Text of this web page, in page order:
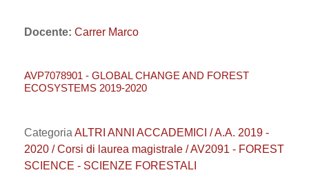
Docente: Carrer Marco
AVP7078901 - GLOBAL CHANGE AND FOREST
ECOSYSTEMS 2019-2020
Categoria ALTRI ANNI ACCADEMICI / A.A. 2019 -
2020 / Corsi di laurea magistrale / AV2091 - FOREST
SCIENCE - SCIENZE FORESTALI